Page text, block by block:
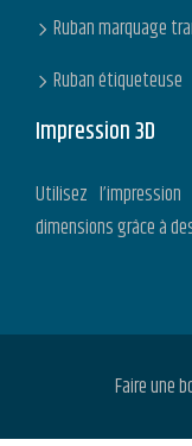
Ruban marquage
Ruban étiqueteuse
Impression 3D
Utilisez
dimensions grâce à
Faire une